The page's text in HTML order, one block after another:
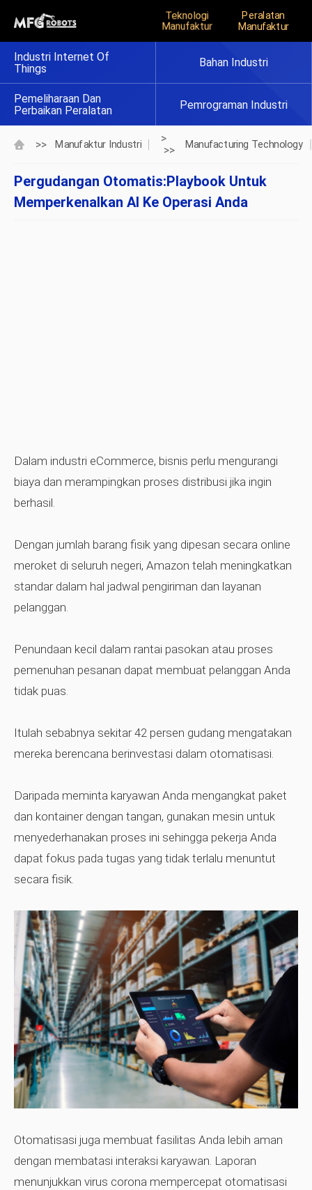
Teknologi
Manufaktur
Peralatan
Manufaktur
Industri Internet Of
Things
Bahan Industri
Pemeliharaan Dan
Perbaikan Peralatan
Pemrograman Industri
>> Manufaktur Industri
>
>>
Manufacturing Technology
Pergudangan Otomatis:Playbook Untuk
Memperkenalkan AI Ke Operasi Anda
Dalam industri eCommerce, bisnis perlu mengurangi
biaya dan merampingkan proses distribusi jika ingin
berhasil.
Dengan jumlah barang fisik yang dipesan secara online
meroket di seluruh negeri, Amazon telah meningkatkan
standar dalam hal jadwal pengiriman dan layanan
pelanggan.
Penundaan kecil dalam rantai pasokan atau proses
pemenuhan pesanan dapat membuat pelanggan Anda
tidak puas.
Itulah sebabnya sekitar 42 persen gudang mengatakan
mereka berencana berinvestasi dalam otomatisasi.
Daripada meminta karyawan Anda mengangkat paket
dan kontainer dengan tangan, gunakan mesin untuk
menyederhanakan proses ini sehingga pekerja Anda
dapat fokus pada tugas yang tidak terlalu menuntut
secara fisik.
Otomatisasi juga membuat fasilitas Anda lebih aman
dengan membatasi interaksi karyawan. Laporan
menunjukkan virus corona mempercepat otomatisasi